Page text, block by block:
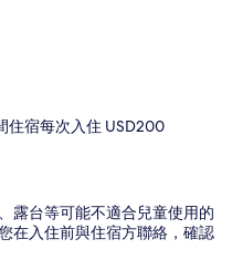
住宿每次入住 USD200
露台等可能不適合兒童使用的
在入住前與住宿方聯絡，確認